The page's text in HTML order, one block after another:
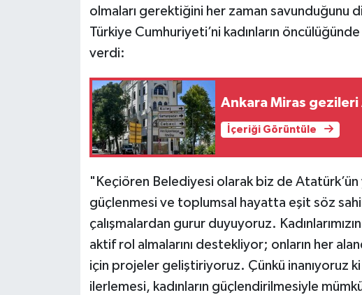
olmaları gerektiğini her zaman savunduğunu
Türkiye Cumhuriyeti’ni kadınların
verdi:
Ankara Miras
İçeriği Görüntüle
"Keçiören Belediyesi olarak biz de Atatürk’ün
güçlenmesi ve toplumsal hayatta eşit söz
çalışmalardan gurur duyuyoruz.
aktif rol almalarını destekliyor; onların her
için projeler geliştiriyoruz. Çünkü inanıyoruz
ilerlemesi, kadınların güçlendirilmesiyle